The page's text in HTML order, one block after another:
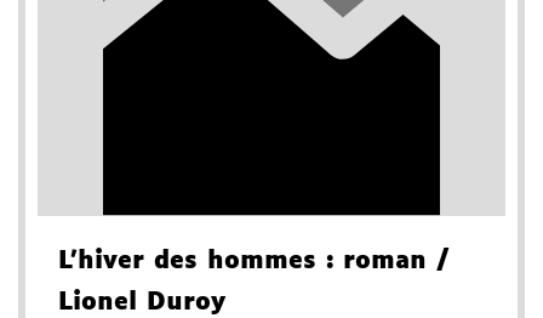
L'hiver des hommes : roman /
Lionel Duroy